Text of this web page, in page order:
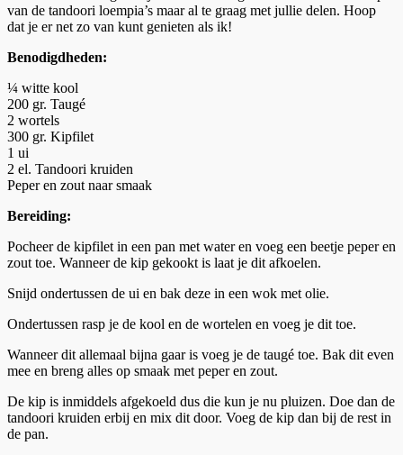
van de tandoori loempia’s maar al te graag met jullie delen. Hoop
dat je er net zo van kunt genieten als ik!
Benodigdheden:
¼ witte kool
200 gr. Taugé
2 wortels
300 gr. Kipfilet
1 ui
2 el. Tandoori kruiden
Peper en zout naar smaak
Bereiding:
Pocheer de kipfilet in een pan met water en voeg een beetje peper en
zout toe. Wanneer de kip gekookt is laat je dit afkoelen.
Snijd ondertussen de ui en bak deze in een wok met olie.
Ondertussen rasp je de kool en de wortelen en voeg je dit toe.
Wanneer dit allemaal bijna gaar is voeg je de taugé toe. Bak dit even
mee en breng alles op smaak met peper en zout.
De kip is inmiddels afgekoeld dus die kun je nu pluizen. Doe dan de
tandoori kruiden erbij en mix dit door. Voeg de kip dan bij de rest in
de pan.